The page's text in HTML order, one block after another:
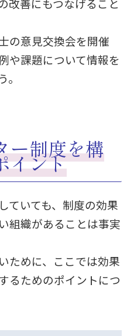
改善にもつなげること
の意見交換会を開催
や課題について情報を
ー制度を構
イント
ていても、制度の効果
組織があることは事実
ために、ここでは効果
るためのポイントにつ